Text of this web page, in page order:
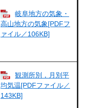
岐阜地方の気象・
高山地方の気象[PDFフ
ァイル／106KB]
観測所別，月別平
均気温[PDFファイル／
143KB]